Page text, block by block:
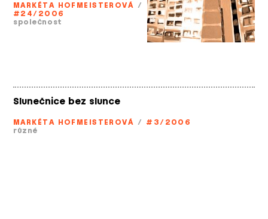
MARKÉTA HOFMEISTEROVÁ /
#24/2006
společnost
Slunečnice bez slunce
MARKÉTA HOFMEISTEROVÁ / #3/2006
různé